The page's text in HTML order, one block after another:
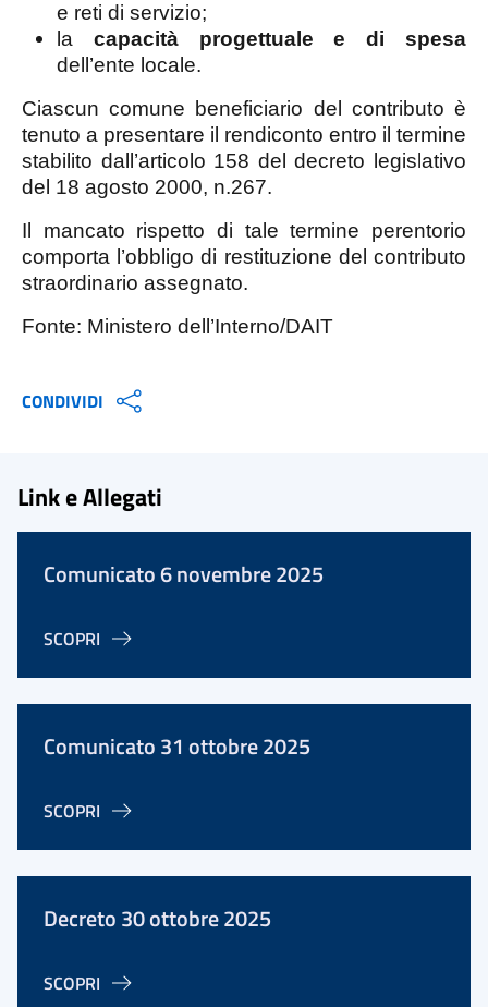
e reti di servizio;
la capacità progettuale e di spesa
dell’ente locale.
Ciascun comune beneficiario del contributo è
tenuto a presentare il rendiconto entro il termine
stabilito dall’articolo 158 del decreto legislativo
del 18 agosto 2000, n.267.
Il mancato rispetto di tale termine perentorio
comporta l’obbligo di restituzione del contributo
straordinario assegnato.
Fonte: Ministero dell’Interno/DAIT
CONDIVIDI
Link e Allegati
Comunicato 6 novembre 2025
SCOPRI
Comunicato 31 ottobre 2025
SCOPRI
Decreto 30 ottobre 2025
SCOPRI